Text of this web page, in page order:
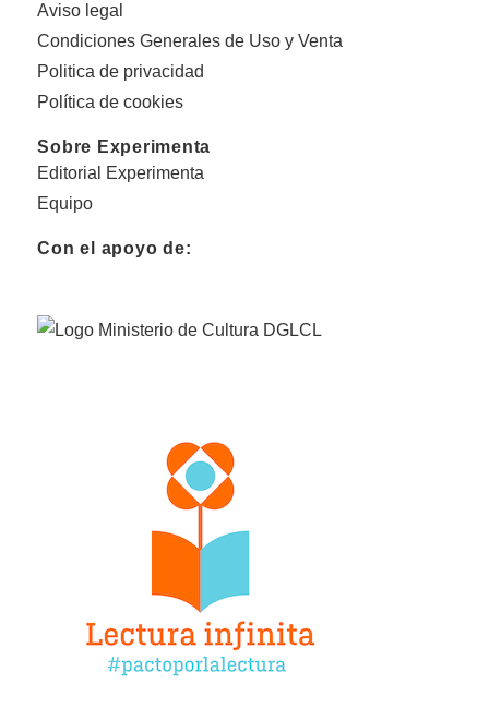
Aviso legal
Condiciones Generales de Uso y Venta
Politica de privacidad
Política de cookies
Sobre Experimenta
Editorial Experimenta
Equipo
Con el apoyo de: